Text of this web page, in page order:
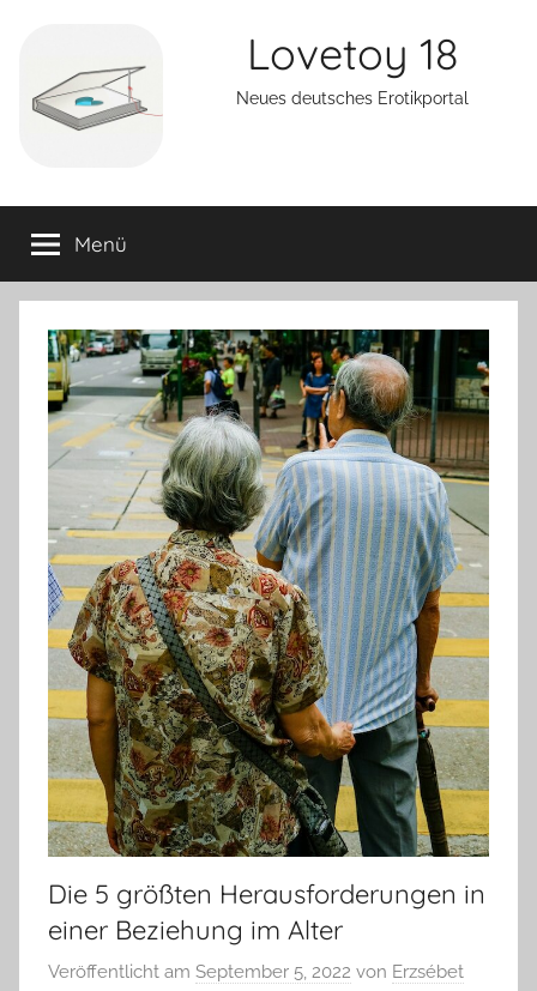
springen
Lovetoy 18
Neues deutsches Erotikportal
Menü
Die 5 größten Herausforderungen in
einer Beziehung im Alter
Veröffentlicht am September 5, 2022 von Erzsébet